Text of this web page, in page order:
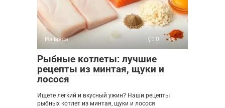
Из мяса 0
Рыбные котлеты: лучшие
рецепты из минтая, щуки и
лосося
Ищете легкий и вкусный ужин? Наши рецепты
рыбных котлет из минтая, щуки и лосося